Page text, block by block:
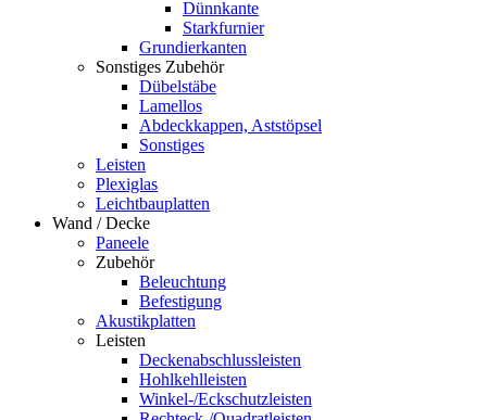
Dünnkante
Starkfurnier
Grundierkanten
Sonstiges Zubehör
Dübelstäbe
Lamellos
Abdeckkappen, Aststöpsel
Sonstiges
Leisten
Plexiglas
Leichtbauplatten
Wand / Decke
Paneele
Zubehör
Beleuchtung
Befestigung
Akustikplatten
Leisten
Deckenabschlussleisten
Hohlkehlleisten
Winkel-/Eckschutzleisten